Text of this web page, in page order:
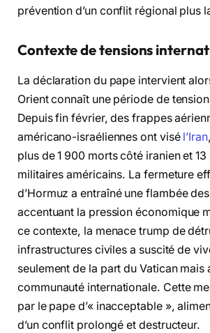
prévention d’un conflit régional plus
Contexte de tensions
La déclaration du pape intervient
Orient connaît une période de
Depuis fin février, des frappes
américano-israéliennes ont visé l’Iran
plus de 1 900 morts côté iranien et
militaires américains. La fermeture
d’Hormuz a entraîné une flambée
accentuant la pression économique
ce contexte, la menace trump de
infrastructures civiles a suscité de
seulement de la part du Vatican mais
communauté internationale. Cette
par le pape d’« inacceptable »,
d’un conflit prolongé et destructeur.